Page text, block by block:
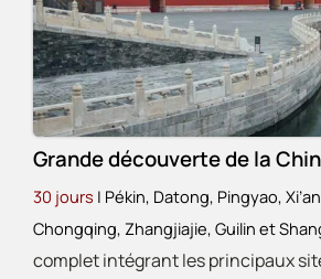
Grande découverte de la
30 jours | Pékin, Datong, Pingyao,
Chongqing, Zhangjiajie, Guilin et
complet intégrant les principaux